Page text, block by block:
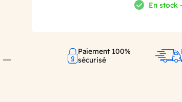
En stock
Paiement 100%
sécurisé